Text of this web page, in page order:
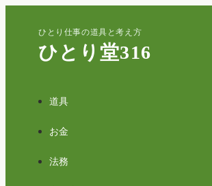
ひとり仕事の道具と考え方
ひとり堂316
道具
お金
法務